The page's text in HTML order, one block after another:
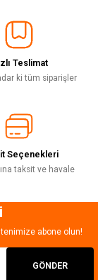
Teslimat
ki tüm siparişler
Seçenekleri
taksit ve havale
abone olun!
GÖNDER